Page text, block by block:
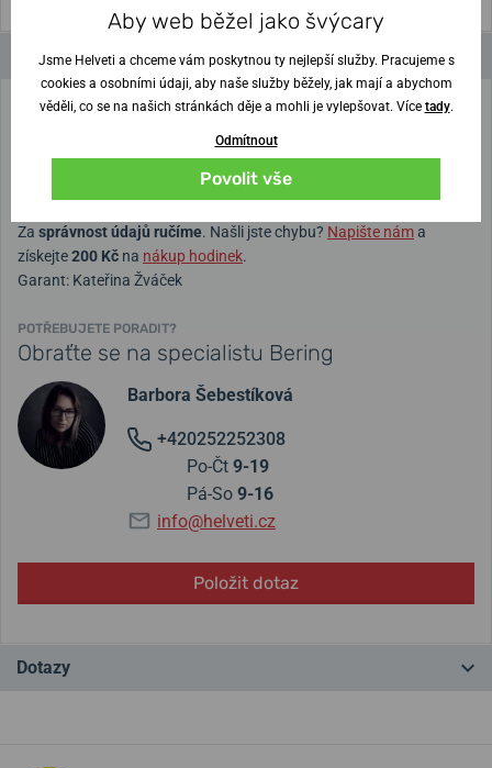
Parametry a funkce
Kolekce
Arctic Symphony
Chirurgická ocel
Růžové zlato
Za správnost údajů ručíme. Našli jste chybu? Napište náma
získejte200 Kč na nákup hodinek.
Garant: Kateřina Žváček
POTŘEBUJETE PORADIT?
Obraťte se na specialistu Bering
Barbora Šebestíková
+420252252308
Po-Čt 9-19
Pá-So 9-16
info@helveti.cz
Položit dotaz
Dotazy
Aby web běžel jako švýcary
Jsme Helveti a chceme vám poskytnou ty nejlepší služby. Pracujeme s
cookies a osobními údaji, aby naše služby běžely, jak mají a abychom
věděli, co se na našich stránkách děje a mohli je vylepšovat. Více tady.
Odmítnout
Povolit vše